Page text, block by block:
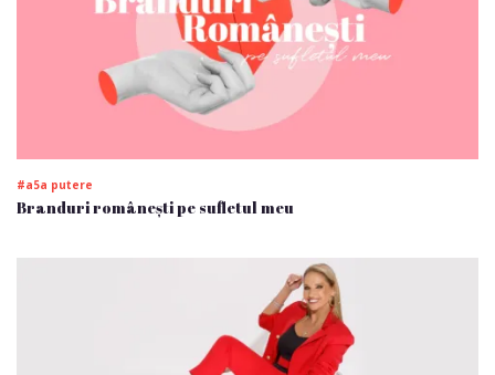
#a5a putere
Branduri românești pe sufletul meu